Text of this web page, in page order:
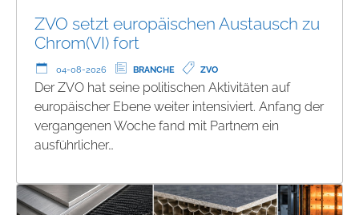
ZVO setzt europäischen Austausch zu
Chrom(VI) fort
04-08-2026 BRANCHE ZVO
Der ZVO hat seine politischen Aktivitäten auf
europäischer Ebene weiter intensiviert. Anfang der
vergangenen Woche fand mit Partnern ein
ausführlicher…